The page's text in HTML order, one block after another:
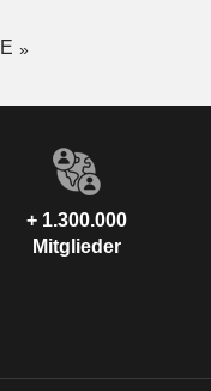
+ 1.300.000
Mitglieder